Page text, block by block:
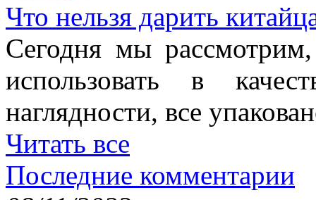
Что нельзя дарить
Сегодня мы
использовать в
наглядности, все
Читать все
Последние комментарии